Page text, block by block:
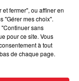
: les ossements
fermer", ou affiner en
"Gérer mes choix".
sans
pour ce site. Vous
à tout
de chaque page.